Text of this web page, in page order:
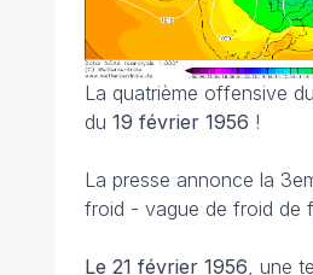
La quatrième offensive
du 19 février 1956 !
La presse annonce la
froid - vague de froid de
Le 21 février 1956 , une